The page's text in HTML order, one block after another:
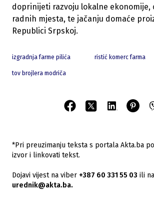
doprinijeti razvoju lokalne ekonomije,
radnih mjesta, te jačanju domaće
Republici Srpskoj.
izgradnja farme pilića ristić komerc farma
tov brojlera modriča
*Pri preuzimanju teksta s portala Akta.ba
izvor i linkovati tekst.
Dojavi vijest na viber +387 60 331 55 03 ili
urednik@akta.ba.